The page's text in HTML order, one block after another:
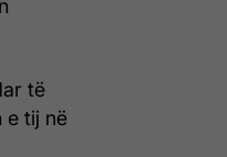
të
e tij në